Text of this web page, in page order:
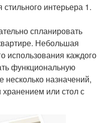
интерьера 1.
спланировать
Небольшая
использования каждого
функциональную
несколько назначений,
или стол с